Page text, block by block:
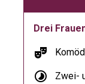
Drei
theater_comedy
timelapse Zwei-